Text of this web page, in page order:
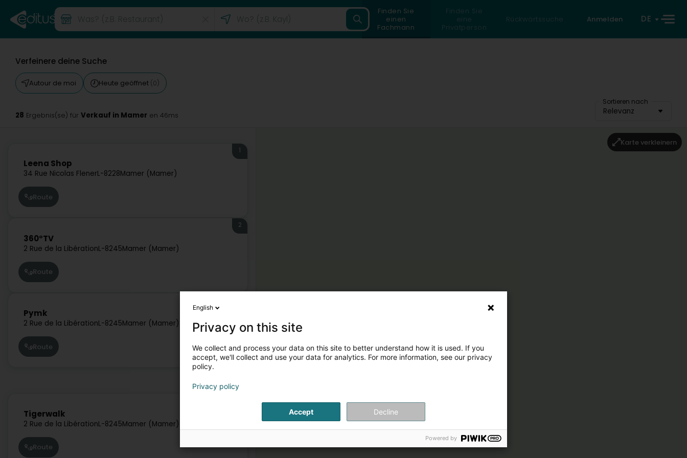
Finden Sie
einen
Fachmann
Finden Sie
eine
Privatperson
Rückwärtssuche Anmelden DE
Verfeinere deine Suche
Autour de moi Heute geöffnet (0)
Sortieren nach
Relevanz
28 Ergebnis(se) für Verkauf in Mamer en 46ms
Leena Shop
34 Rue Nicolas FlenerL-8228Mamer (Mamer)
1
Route
360°TV
2 Rue de la LibérationL-8245Mamer (Mamer)
2
Route
Pymk
2 Rue de la LibérationL-8245Mamer (Mamer)
Route
Tigerwalk
2 Rue de la LibérationL-8245Mamer (Mamer)
Route
Karte verkleinern
English
Privacy on this site
We collect and process your data on this site to better understand how it is used. If you
accept, we'll collect and use your data for analytics. For more information, see our privacy
policy.
Privacy policy
Accept Decline
Powered by